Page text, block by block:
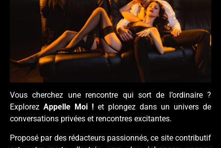
Vous cherchez une rencontre qui sort de l’ordinaire ?
Explorez Appelle Moi ! et plongez dans un univers de
conversations privées et rencontres excitantes.
Proposé par des rédacteurs passionnés, ce site contributif